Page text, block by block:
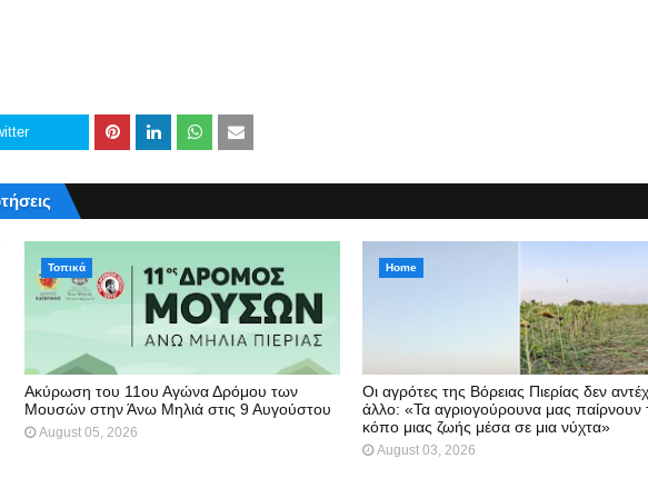
Τοπικά
Ακύρωση του 11ου Αγώνα Δρόμου των
Μουσών στην Άνω Μηλιά στις 9 Αυγούστου
August 05, 2026
Home
Οι αγρότες της Βόρειας Πιερίας δεν
άλλο: «Τα αγριογούρουνα μας παίρνουν
κόπο μιας ζωής μέσα σε μια νύχτα»
August 03, 2026